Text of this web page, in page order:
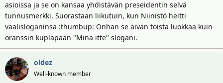
asioissa ja se on kansaa yhdistävän preseidentin selvä
tunnusmerkki. Suorastaan liikutuin, kun Niinistö heitti
vaalisloganinsa :thumbup: Onhan se aivan toista luokkaa kuin
oranssin kuplapään "Minä itte" slogani.
oldez
Well-known member